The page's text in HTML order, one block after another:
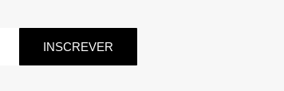
INSCREVER